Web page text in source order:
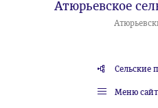
Атюрьевское
Сельские
Меню